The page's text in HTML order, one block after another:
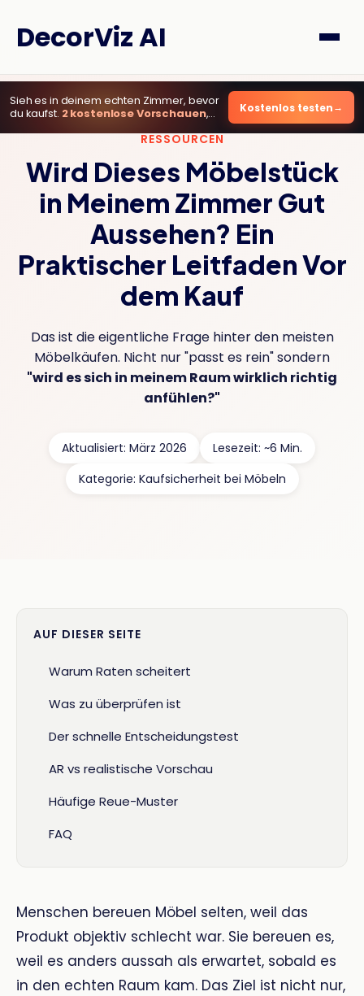
Sieh es in deinem echten Zimmer, bevor
du kaufst. 2 kostenlose Vorschauen,
Kostenlos testen
DecorViz AI
RESSOURCEN
Wird Dieses Möbelstück
in Meinem Zimmer Gut
Aussehen? Ein
Praktischer Leitfaden Vor
dem Kauf
Das ist die eigentliche Frage hinter den meisten
Möbelkäufen. Nicht nur "passt es rein" sondern
"wird es sich in meinem Raum wirklich richtig
anfühlen?"
Aktualisiert: März 2026
Lesezeit: ~6 Min.
Kategorie: Kaufsicherheit bei Möbeln
AUF DIESER SEITE
Warum Raten scheitert
Was zu überprüfen ist
Der schnelle Entscheidungstest
AR vs realistische Vorschau
Häufige Reue-Muster
FAQ
Menschen bereuen Möbel selten, weil das
Produkt objektiv schlecht war. Sie bereuen es,
weil es anders aussah als erwartet, sobald es
in den echten Raum kam. Das Ziel ist nicht nur,